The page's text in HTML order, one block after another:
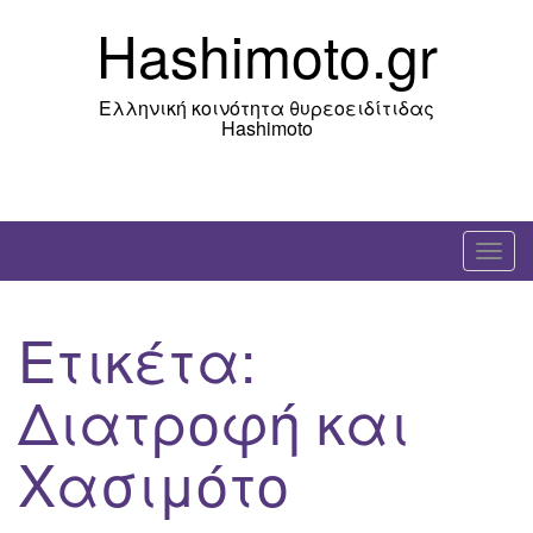
Hashimoto.gr
Ελληνική κοινότητα θυρεοειδίτιδας
Hashimoto
T
o
Ετικέτα:
Διατροφή και
Χασιμότο